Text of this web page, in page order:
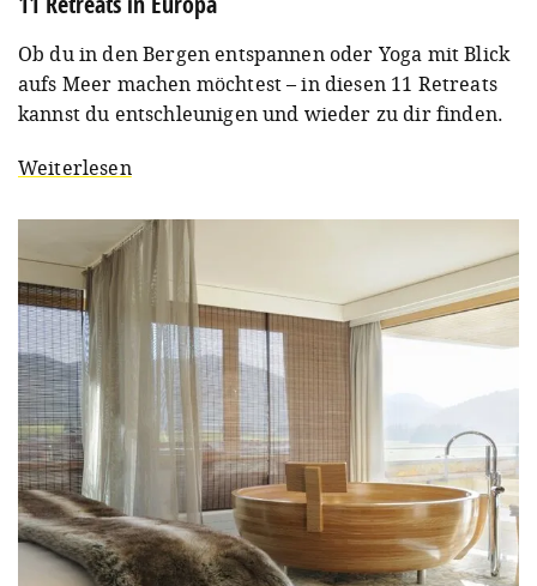
Ob du in den Bergen entspannen oder Yoga mit Blick
aufs Meer machen möchtest – in diesen 11 Retreats
kannst du entschleunigen und wieder zu dir finden.
Weiterlesen